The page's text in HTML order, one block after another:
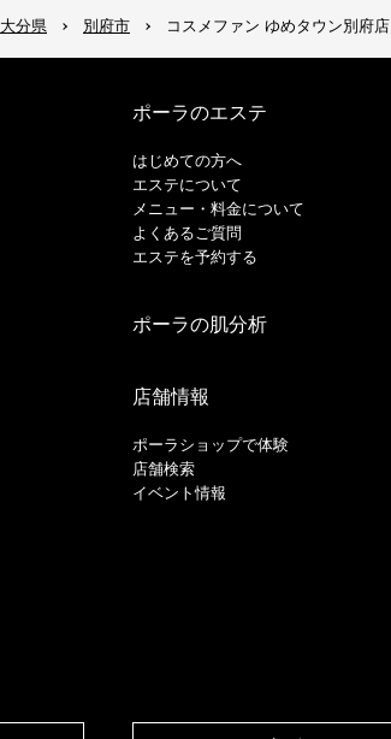
大分県 別府市 コスメファン ゆめタウン別府店
ポーラのエステ
はじめての方へ
エステについて
メニュー・料金について
よくあるご質問
エステを予約する
ポーラの肌分析
店舗情報
ポーラショップで体験
店舗検索
イベント情報